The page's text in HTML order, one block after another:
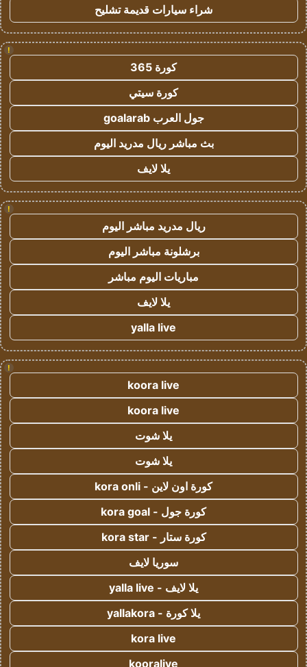
شراء سيارات قديمة تشليح
!
كورة 365
كورة سيتي
جول العرب goalarab
بث مباشر ريال مدريد اليوم
يلا لايف
!
ريال مدريد مباشر اليوم
برشلونة مباشر اليوم
مباريات اليوم مباشر
يلا لايف
yalla live
!
koora live
koora live
يلا شوت
يلا شوت
كورة اون لاين - kora onli
كورة جول - kora goal
كورة ستار - kora star
سوريا لايف
يلا لايف - yalla live
يلا كورة - yallakora
kora live
kooralive